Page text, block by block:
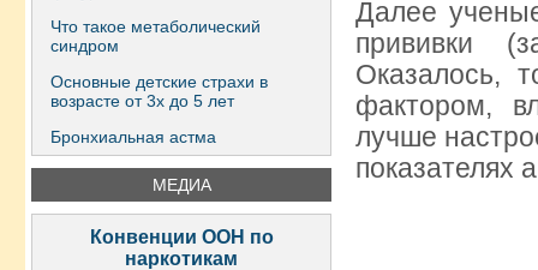
Что такое метаболический
синдром
Основные детские страхи в
возрасте от 3х до 5 лет
Бронхиальная астма
МЕДИА
Конвенции ООН по
наркотикам
Далее
прививки
Оказалось,
фактором,
лучше
показателях